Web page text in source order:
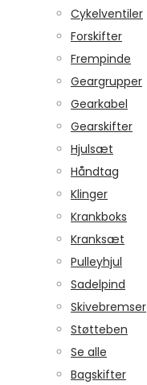
Cykelventiler
Forskifter
Frempinde
Geargrupper
Gearkabel
Gearskifter
Hjulsæt
Håndtag
Klinger
Krankboks
Kranksæt
Pulleyhjul
Sadelpind
Skivebremser
Støtteben
Se alle
Bagskifter